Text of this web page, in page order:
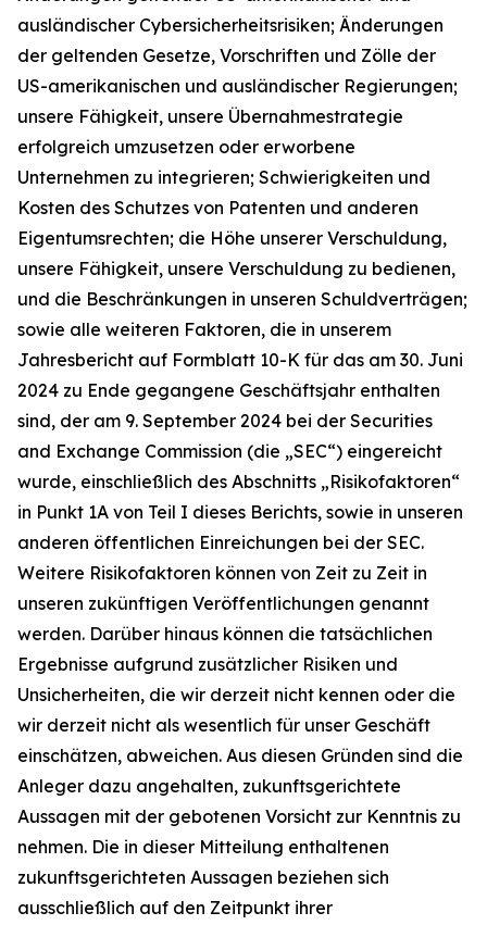
ausländischer Cybersicherheitsrisiken; Änderungen
der geltenden Gesetze, Vorschriften und Zölle der
US-amerikanischen und ausländischer Regierungen;
unsere Fähigkeit, unsere Übernahmestrategie
erfolgreich umzusetzen oder erworbene
Unternehmen zu integrieren; Schwierigkeiten und
Kosten des Schutzes von Patenten und anderen
Eigentumsrechten; die Höhe unserer Verschuldung,
unsere Fähigkeit, unsere Verschuldung zu bedienen,
und die Beschränkungen in unseren Schuldverträgen;
sowie alle weiteren Faktoren, die in unserem
Jahresbericht auf Formblatt 10-K für das am 30. Juni
2024 zu Ende gegangene Geschäftsjahr enthalten
sind, der am 9. September 2024 bei der Securities
and Exchange Commission (die „SEC“) eingereicht
wurde, einschließlich des Abschnitts „Risikofaktoren“
in Punkt 1A von Teil I dieses Berichts, sowie in unseren
anderen öffentlichen Einreichungen bei der SEC.
Weitere Risikofaktoren können von Zeit zu Zeit in
unseren zukünftigen Veröffentlichungen genannt
werden. Darüber hinaus können die tatsächlichen
Ergebnisse aufgrund zusätzlicher Risiken und
Unsicherheiten, die wir derzeit nicht kennen oder die
wir derzeit nicht als wesentlich für unser Geschäft
einschätzen, abweichen. Aus diesen Gründen sind die
Anleger dazu angehalten, zukunftsgerichtete
Aussagen mit der gebotenen Vorsicht zur Kenntnis zu
nehmen. Die in dieser Mitteilung enthaltenen
zukunftsgerichteten Aussagen beziehen sich
ausschließlich auf den Zeitpunkt ihrer